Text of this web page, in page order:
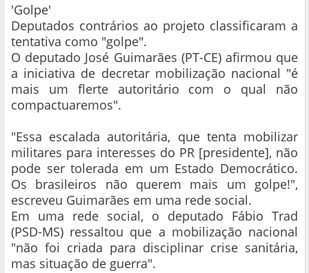
'Golpe'
Deputados contrários ao projeto classificaram a
tentativa como "golpe".
O deputado José Guimarães (PT-CE) afirmou que
a iniciativa de decretar mobilização nacional "é
mais um flerte autoritário com o qual não
compactuaremos".
"Essa escalada autoritária, que tenta mobilizar
militares para interesses do PR [presidente], não
pode ser tolerada em um Estado Democrático.
Os brasileiros não querem mais um golpe!",
escreveu Guimarães em uma rede social.
Em uma rede social, o deputado Fábio Trad
(PSD-MS) ressaltou que a mobilização nacional
"não foi criada para disciplinar crise sanitária,
mas situação de guerra".